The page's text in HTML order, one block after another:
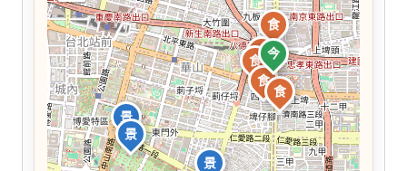
今
食
景
食
景
食
食
景
食